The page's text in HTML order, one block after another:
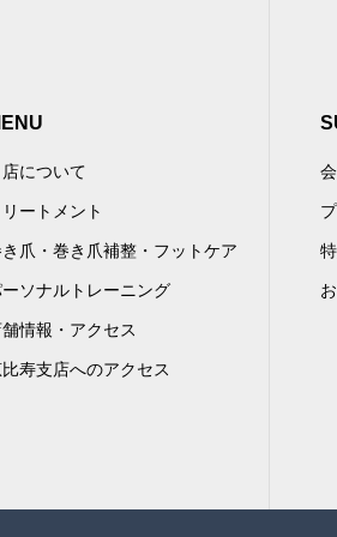
について
ートメント
爪・巻き爪補整・フットケア
ソナルトレーニング
情報・アクセス
寿支店へのアクセス